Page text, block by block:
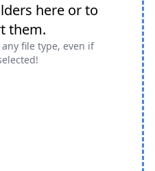
here or to
them.
file type, even if